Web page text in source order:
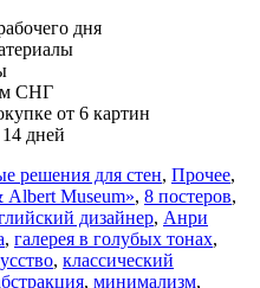
дня
СНГ
от 6 картин
дней
решения для стен, Прочее,
Albert Museum», 8 постеров,
дизайнер, Анри
, галерея в голубых тонах,
, классический
, минимализм,